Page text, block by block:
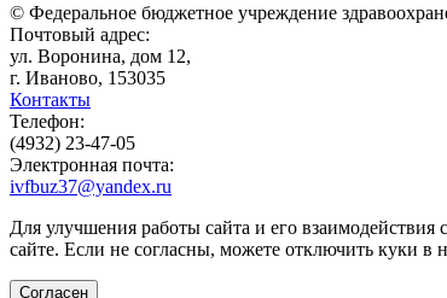
© Федеральное бюджетное учреждение
Почтовый адрес:
ул. Воронина, дом 12,
г. Иваново, 153035
Контакты
Телефон:
(4932) 23-47-05
Электронная почта:
ivfbuz37@yandex.ru
Для улучшения работы сайта и его
сайте. Если не согласны, можете отключить куки в
Согласен